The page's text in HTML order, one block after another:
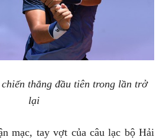
thắng đầu tiên trong lần trở
lại
mạc, tay vợt của câu lạc bộ Hải